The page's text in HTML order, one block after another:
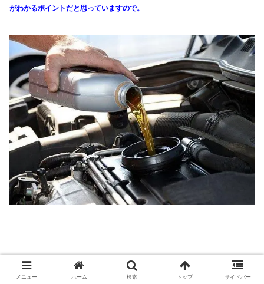
がわかるポイントだと思っていますので。
メニュー ホーム 検索 トップ サイドバー